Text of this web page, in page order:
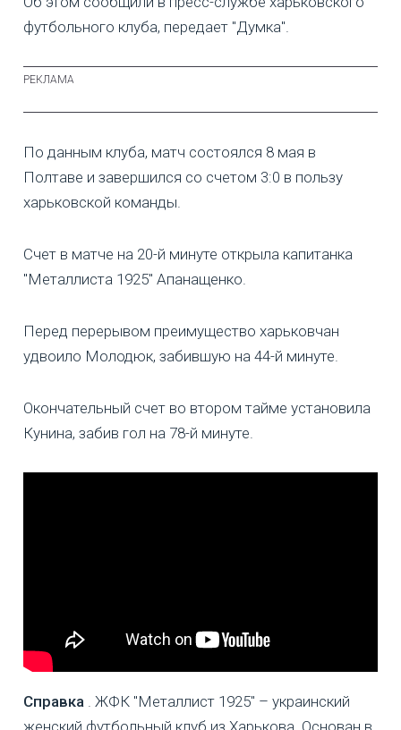
футбольного клуба, передает "Думка".
По данным клуба, матч состоялся 8 мая в
Полтаве и завершился со счетом 3:0 в пользу
харьковской команды.
Счет в матче на 20-й минуте открыла капитанка
"Металлиста 1925" Апанащенко.
Перед перерывом преимущество харьковчан
удвоило Молодюк, забившую на 44-й минуте.
Окончательный счет во втором тайме установила
Кунина, забив гол на 78-й минуте.
Справка . ЖФК "Металлист 1925" – украинский